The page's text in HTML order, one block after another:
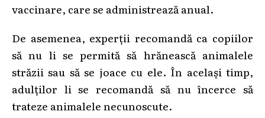
vaccinare, care se administrează anual.
De asemenea, experții recomandă ca copiilor
să nu li se permită să hrănească animalele
străzii sau să se joace cu ele. În același timp,
adulților li se recomandă să nu încerce să
trateze animalele necunoscute.